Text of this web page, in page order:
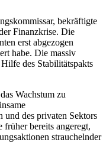
bekräftigte
Finanzkrise. Die
erst abgezogen
habe. Die massiv
des Stabilitätspakts
Wachstum zu
und des privaten Sektors
bereits angeregt,
strauchelnder